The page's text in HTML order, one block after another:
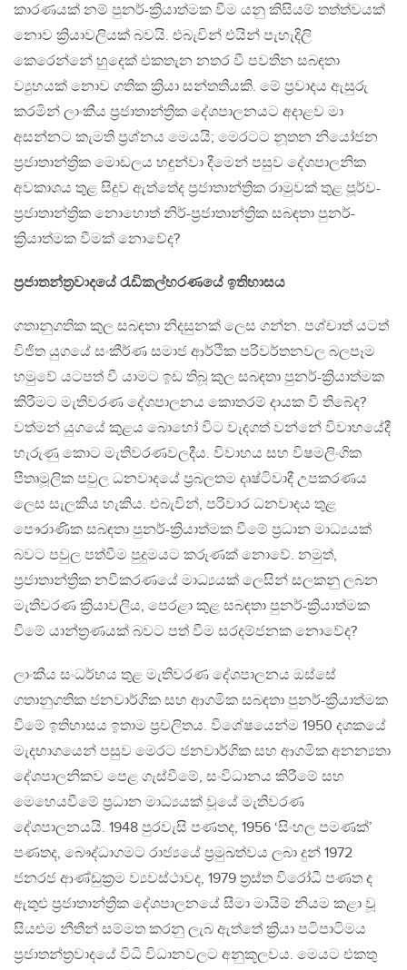
කාරණයක් නම් පුනර්-ක්‍රියාත්මක වීම යනු කිසියම් තත්ත්වයක්
නොව ක්‍රියාවලියක් බවයි. එබැවින් එයින් පැහැදිලි
කෙරෙන්නේ හුදෙක් එකතැන නතර වී පවතින සබඳතා
ව්‍යුහයක් නොව ගතික ක්‍රියා සන්තතියකි. මේ ප්‍රවාදය ඇසුරු
කරමින් ලාංකීය ප්‍රජාතාන්ත්‍රික දේශපාලනයට අදාළව මා
අසන්නට කැමති ප්‍රශ්නය මෙයයි; මෙරටට නූතන නියෝජන
ප්‍රජාතාන්ත්‍රික මොඩලය හඳුන්වා දීමෙන් පසුව දේශපාලනික
අවකාශය තුළ සිදුව ඇත්තේද ප්‍රජාතාන්ත්‍රික රාමුවක් තුළ පූර්ව-
ප්‍රජාතාන්ත්‍රික නොහොත් නිර්-ප්‍රජාතාන්ත්‍රික සබඳතා පුනර්-
ක්‍රියාත්මක වීමක් නොවේද?
ප්‍රජාතන්ත්‍රවාදයේ රැඩිකල්හරණයේ ඉතිහාසය
ගතානුගතික කුල සබඳතා නිදසුනක් ලෙස ගන්න. පශ්චාත් යටත්
විජිත යුගයේ සංකීර්ණ සමාජ ආර්ථික පරිවර්තනවල බලපෑම
හමුවේ යටපත් වී යාමට ඉඩ තිබූ කුල සබඳතා පුනර්-ක්‍රියාත්මක
කිරීමට මැතිවරණ දේශපාලනය කොතරම් දායක වී තිබේද?
වත්මන් යුගයේ කුළය බොහෝ විට වැදගත් වන්නේ විවාහයේදී
හැරුණු කොට මැතිවරණවලදීය. විවාහය සහ විෂමලිංගික
පීතෘමූලික පවුල ධනවාදයේ ප්‍රබලතම දෘෂ්ටිවාදී උපකරණය
ලෙස සැලකිය හැකිය. එබැවින්, පරිවාර ධනවාදය තුළ
පෞරාණික සබඳතා පුනර්-ක්‍රියාත්මක වීමේ ප්‍රධාන මාධ්‍යයක්
බවට පවුල පත්වීම පුදුමයට කරුණක් නොවේ. නමුත්,
ප්‍රජාතාන්ත්‍රික නවීකරණයේ මාධ්‍යයක් ලෙසින් සලකනු ලබන
මැතිවරණ ක්‍රියාවලිය, පෙරළා කුළ සබඳතා පුනර්-ක්‍රියාත්මක
වීමේ යාන්ත්‍රණයක් බවට පත් වීම සරදම්ජනක නොවේද?
ලාංකීය සංධර්භය තුළ මැතිවරණ දේශපාලනය ඔස්සේ
ගතානුගතික ජනවාර්ගික සහ ආගමික සබඳතා පුනර්-ක්‍රියාත්මක
වීමේ ඉතිහාසය ඉතාම ප්‍රචලිතය. විශේෂයෙන්ම 1950 දශකයේ
මැදභාගයෙන් පසුව මෙරට ජනවාර්ගික සහ ආගමික අනන්‍යතා
දේශපාලනිකව පෙළ ගැස්වීමේ, සංවිධානය කිරීමේ සහ
මෙහෙයවීමේ ප්‍රධාන මාධ්‍යයක් වූයේ මැතිවරණ
දේශපාලනයයි. 1948 පුරවැසි පණතද, 1956 ‘සිංහල පමණක්’
පණතද, බෞද්ධාගමට රාජ්‍යයේ ප්‍රමුඛත්වය ලබා දුන් 1972
ජනරජ ආණ්ඩුක්‍රම ව්‍යවස්ථාවද, 1979 ත්‍රස්ත විරෝධී පණත ද
ඇතුළු ප්‍රජාතාන්ත්‍රික දේශපාලනයේ සීමා මායිම් නියම කළා වූ
සියළුම නීතීන් සම්මත කරනු ලැබ ඇත්තේ ක්‍රියා පටිපාටිමය
ප්‍රජාතන්ත්‍රවාදයේ විධි විධානවලට අනුකූලවය. මෙයට එකතු